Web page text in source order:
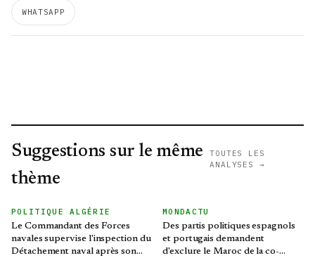
WHATSAPP
Suggestions sur le même
thème
TOUTES LES
ANALYSES →
POLITIQUE ALGÉRIE
Le Commandant des Forces
navales supervise l'inspection du
Détachement naval après son
MONDACTU
Des partis politiques espagnols
et portugais demandent
d'exclure le Maroc de la co-